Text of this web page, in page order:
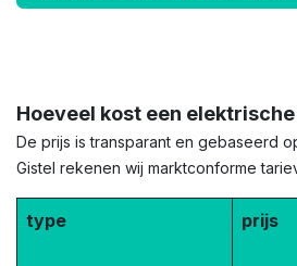
Hoeveel kost een
De prijs is transparant en gebaseerd
Gistel rekenen wij marktconforme
type prijs